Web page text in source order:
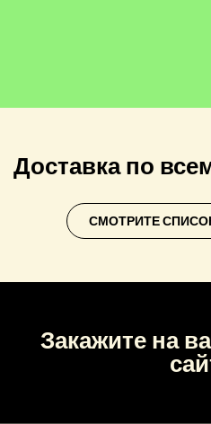
Доставка по
СМОТРИТЕ
Закажите на